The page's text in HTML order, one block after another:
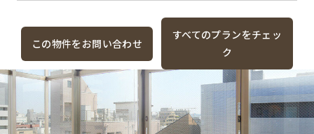
この物件をお問い合わせ
すべてのプランをチェッ
ク